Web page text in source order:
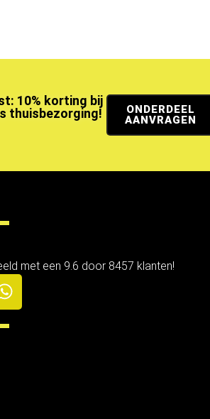
10% korting bij
thuisbezorging!
ONDERDEEL
AANVRAGEN
met een 9.6 door 8457 klanten!